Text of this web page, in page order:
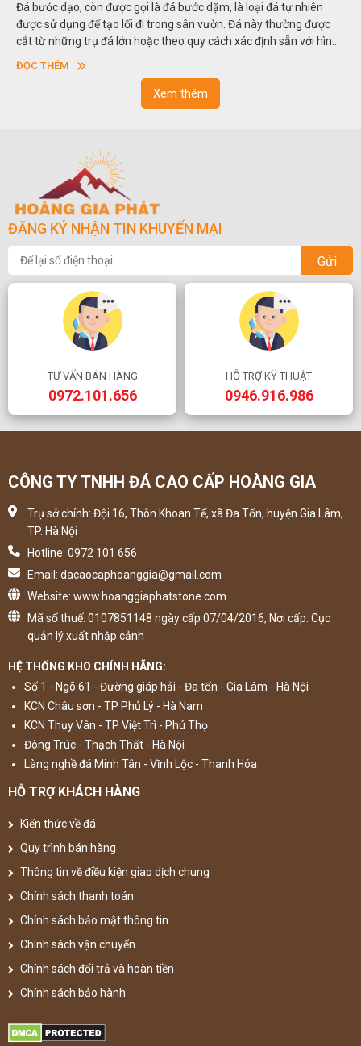
Đá bước dạo, còn được gọi là đá bước dặm, là loại đá tự nhiên
được sử dụng để tạo lối đi trong sân vườn. Đá này thường được
cắt từ những trụ đá lớn hoặc theo quy cách xác định sẵn với hình
vuông hoặc hình chữ nhật và có độ dày khác nhau.
ĐỌC THÊM
Xem thêm
ĐĂNG KÝ NHẬN TIN KHUYẾN MẠI
Gửi
TƯ VẤN BÁN HÀNG
0972.101.656
HỖ TRỢ KỸ THUẬT
0946.916.986
CÔNG TY TNHH ĐÁ CAO CẤP HOÀNG GIA
Trụ sở chính: Đội 16, Thôn Khoan Tế, xã Đa Tốn, huyện Gia Lâm,
TP. Hà Nội
Hotline: 0972 101 656
Email: dacaocaphoanggia@gmail.com
Website: www.hoanggiaphatstone.com
Mã số thuế: 0107851148 ngày cấp 07/04/2016, Nơi cấp: Cục
quản lý xuất nhập cảnh
HỆ THỐNG KHO CHÍNH HÃNG:
Số 1 - Ngõ 61 - Đường giáp hải - Đa tốn - Gia Lâm - Hà Nội
KCN Châu sơn - TP Phủ Lý - Hà Nam
KCN Thụy Vân - TP Việt Trì - Phú Thọ
Đông Trúc - Thạch Thất - Hà Nội
Làng nghề đá Minh Tân - Vĩnh Lộc - Thanh Hóa
HỖ TRỢ KHÁCH HÀNG
Kiến thức về đá
Quy trình bán hàng
Thông tin về điều kiện giao dịch chung
Chính sách thanh toán
Chính sách bảo mật thông tin
Chính sách vận chuyển
Chính sách đổi trả và hoàn tiền
Chính sách bảo hành